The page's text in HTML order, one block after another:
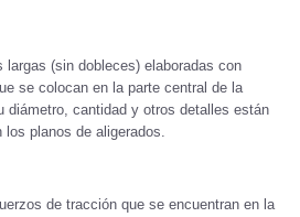
largas (sin dobleces) elaboradas con
se colocan en la parte central de la
diámetro, cantidad y otros detalles están
los planos de aligerados.
de tracción que se encuentran en la